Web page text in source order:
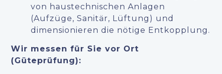
von haustechnischen Anlagen
(Aufzüge, Sanitär, Lüftung) und
dimensionieren die nötige Entkopplung.
Wir messen für Sie vor Ort
(Güteprüfung):